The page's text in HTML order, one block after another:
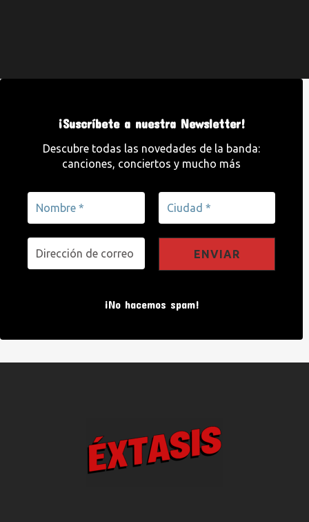
¡Suscríbete a nuestra Newsletter!
Descubre todas las novedades de la banda:
canciones, conciertos y mucho más
¡No hacemos spam!